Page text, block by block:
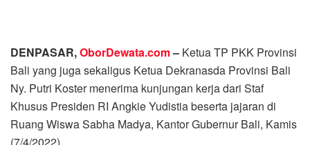
DENPASAR,OborDewata.com– Ketua TP PKK Provinsi
Bali yang juga sekaligus Ketua Dekranasda Provinsi Bali
Ny. Putri Koster menerima kunjungan kerja dari Staf
Khusus Presiden RI Angkie Yudistia beserta jajaran di
Ruang Wiswa Sabha Madya, Kantor Gubernur Bali, Kamis